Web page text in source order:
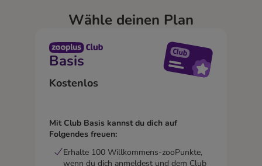
Wähle deinen Plan
Basis
Kostenlos
Mit Club Basis kannst du dich auf
Folgendes freuen:
Erhalte 100 Willkommens-zooPunkte,
wenn du dich anmeldest und dem Club